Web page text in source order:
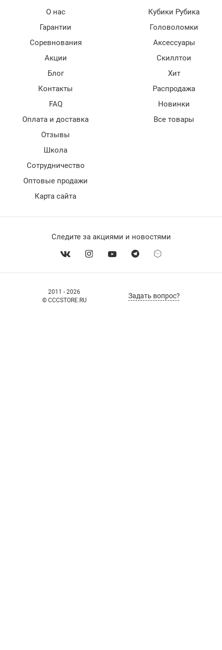
2011 - 2026
© CCCSTORE.RU
Задать вопрос?
О нас
Гарантии
Соревнования
Акции
Блог
Контакты
FAQ
Оплата и доставка
Отзывы
Школа
Сотрудничество
Оптовые продажи
Карта сайта
Кубики Рубика
Головоломки
Аксессуары
Скиллтои
Хит
Распродажа
Новинки
Все товары
Следите за акциями и новостями